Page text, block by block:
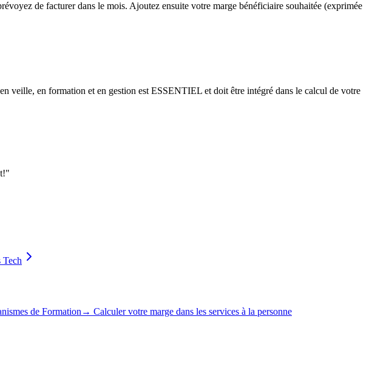
de facturer dans le mois. Ajoutez ensuite votre marge bénéficiaire souhaitée (exprimée
veille, en formation et en gestion est ESSENTIEL et doit être intégré dans le calcul de votre
"
Tech
de Formation → Calculer votre marge dans les services à la personne